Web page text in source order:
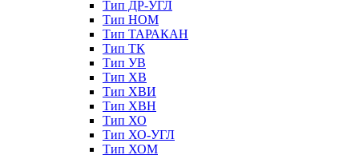
Тип ДР-УГЛ
Тип НОМ
Тип ТАРАКАН
Тип ТК
Тип УВ
Тип ХВ
Тип ХВИ
Тип ХВН
Тип ХО
Тип ХО-УГЛ
Тип ХОМ